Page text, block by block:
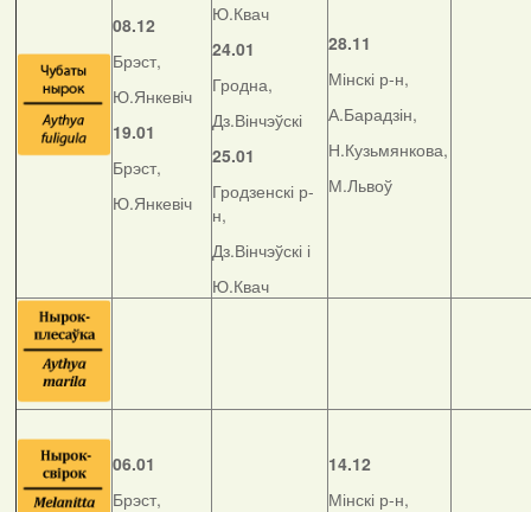
08.12
Брэст,
Ю.Янкевіч
19.01
Брэст,
Ю.Янкевіч
Ю.Квач
24.01
Гродна,
Дз.Вінчэўскі
25.01
Гродзенскі р-
н,
Дз.Вінчэўскі і
Ю.Квач
28.11
Мінскі р-н,
А.Барадзін,
Н.Кузьмянкова,
М.Львоў
06.01
Брэст,
14.12
Мінскі р-н,